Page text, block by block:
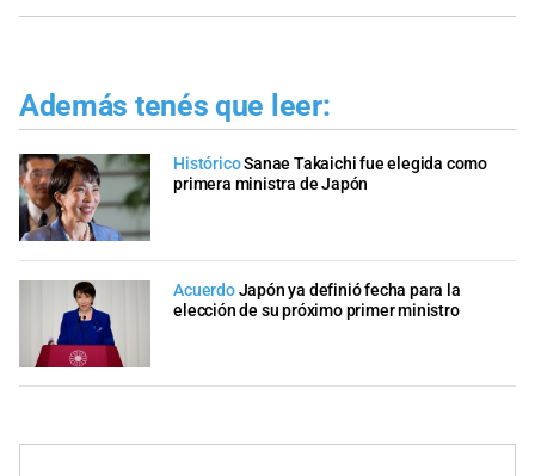
Además tenés que leer:
HistóricoSanae Takaichi fue elegida como
primera ministra de Japón
AcuerdoJapón ya definió fecha para la
elección de su próximo primer ministro